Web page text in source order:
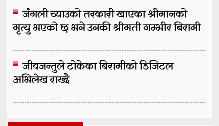
जंगली च्याउको तरकारी खाएका श्रीमानको
मृत्यु भएको छ भने उनकी श्रीमती गम्भीर बिरामी
जीवजन्तुले टोकेका बिरामीको डिजिटल
अभिलेख राख्दै